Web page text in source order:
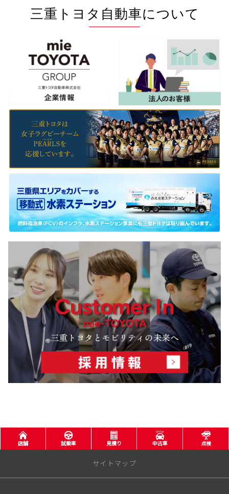
年末年始休業のご案内
2025年12月29日(月)〜2026年1月3日(土)
詳しくはこちら
幼児から高校生、世代を超えてつながった一日
2,000名が参加した学び・観て・体験する「RUGBY-DAY MIE 2025」未来のラグ
ビー文化につながる第一歩
2025-10-23
ラグビーを“⽂化”に「RUGBY-DAY MIE 2025」初開催
幼児から⾼校⽣、指導者までが世代を超えてラグビーでつながる1 ⽇
全国⾼等学校ラグビーフットボール⼤会 三重県予選決勝戦も同⽇開催
詳しくはこちら
2025-10-16
免許不要の近距離モビリティWHILL取扱い開始
三重トヨタ⾃動⾞株式会社は、11⽉1⽇（⼟）より、WHILL株式会社が開発する
免許不要の近距離モビリティ「WHILL Model R」「WHILL Model S」「WHILL M
odel F」「WHILL Model C2」の取扱いを開始いたします。
詳しくはこちら
勝手ながら、下記の通り休業させていただきます。
■三重トヨタ全店
2025年8月11日(月)〜2025年8月15日(金)
三重トヨタ自動車について
店舗 試乗車 見積り 中古車 点検
サイトマップ